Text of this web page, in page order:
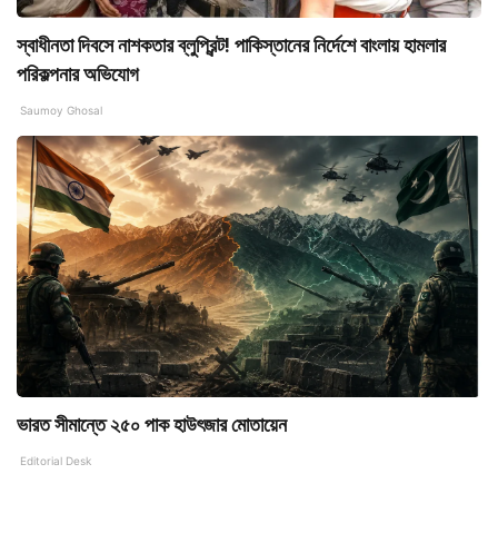
স্বাধীনতা দিবসে নাশকতার ব্লুপ্রিন্ট! পাকিস্তানের নির্দেশে বাংলায় হামলার
পরিকল্পনার অভিযোগ
Saumoy Ghosal
ভারত সীমান্তে ২৫০ পাক হাউৎজার মোতায়েন
Editorial Desk